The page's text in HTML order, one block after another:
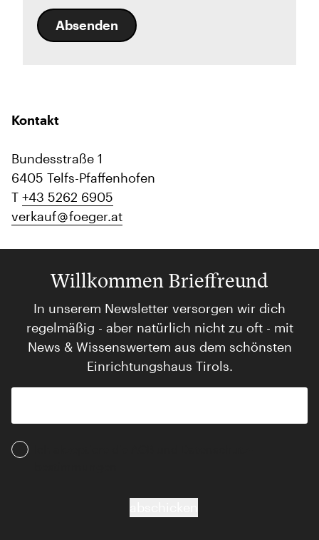
Absenden
Kontakt
Bundesstraße 1
6405 Telfs-Pfaffenhofen
T +43 5262 6905
verkauf
foeger.at
Willkommen Brieffreund
In unserem Newsletter versorgen wir dich
regelmäßig - aber natürlich nicht zu oft - mit
News & Wissenswertem aus dem schönsten
Einrichtungshaus Tirols.